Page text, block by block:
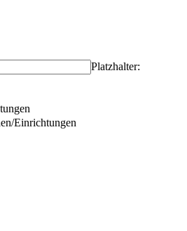
Platzhalter:
Einrichtungen